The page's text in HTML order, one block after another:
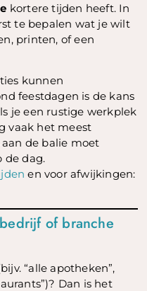
kortere tijden heeft. In
te bepalen wat je wilt
printen, of een
kunnen
feestdagen is de kans
je een rustige werkplek
vaak het meest
aan de balie moet
de dag.
en voor afwijkingen:
of branche
“alle apotheken”,
Dan is het